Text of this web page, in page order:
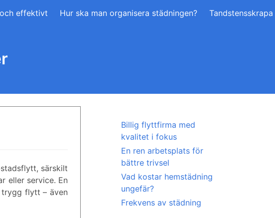
effektivt Hur ska man organisera städningen?
särskilt
eller service. En
trygg flytt – även
Billig flyttfirma med
kvalitet i fokus
En ren arbetsplats för
bättre trivsel
Vad kostar hemstädning
ungefär?
Frekvens av städning